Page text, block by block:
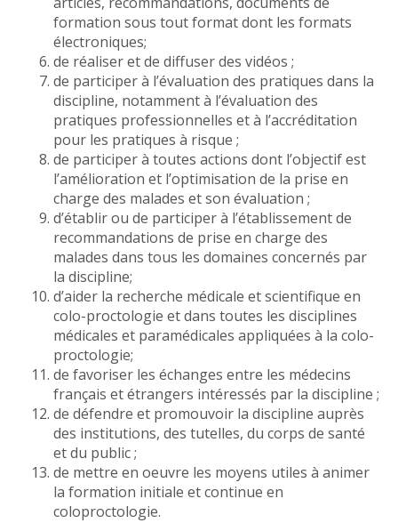
formation sous tout format dont les formats
électroniques;
de réaliser et de diffuser des vidéos ;
de participer à l’évaluation des pratiques dans la
discipline, notamment à l’évaluation des
pratiques professionnelles et à l’accréditation
pour les pratiques à risque ;
de participer à toutes actions dont l’objectif est
l’amélioration et l’optimisation de la prise en
charge des malades et son évaluation ;
d’établir ou de participer à l’établissement de
recommandations de prise en charge des
malades dans tous les domaines concernés par
la discipline;
d’aider la recherche médicale et scientifique en
colo-proctologie et dans toutes les disciplines
médicales et paramédicales appliquées à la colo-
proctologie;
de favoriser les échanges entre les médecins
français et étrangers intéressés par la discipline ;
de défendre et promouvoir la discipline auprès
des institutions, des tutelles, du corps de santé
et du public ;
de mettre en oeuvre les moyens utiles à animer
la formation initiale et continue en
coloproctologie.